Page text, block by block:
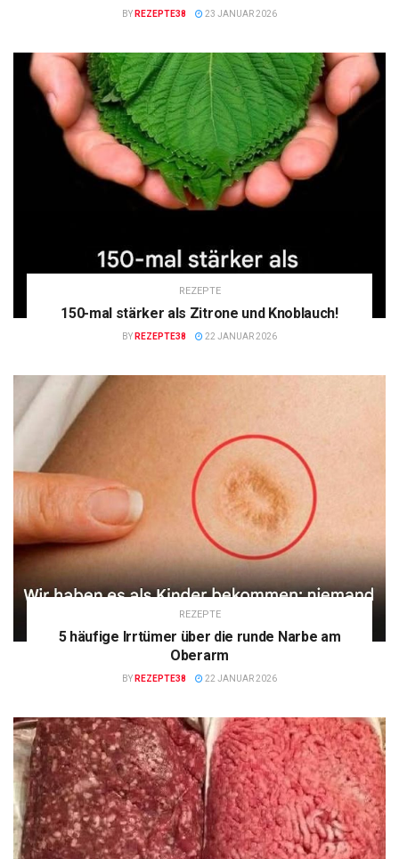
BY REZEPTE38 23 JANUAR 2026
REZEPTE
150-mal stärker als Zitrone und Knoblauch!
BY REZEPTE38 22 JANUAR 2026
REZEPTE
5 häufige Irrtümer über die runde Narbe am
Oberarm
BY REZEPTE38 22 JANUAR 2026